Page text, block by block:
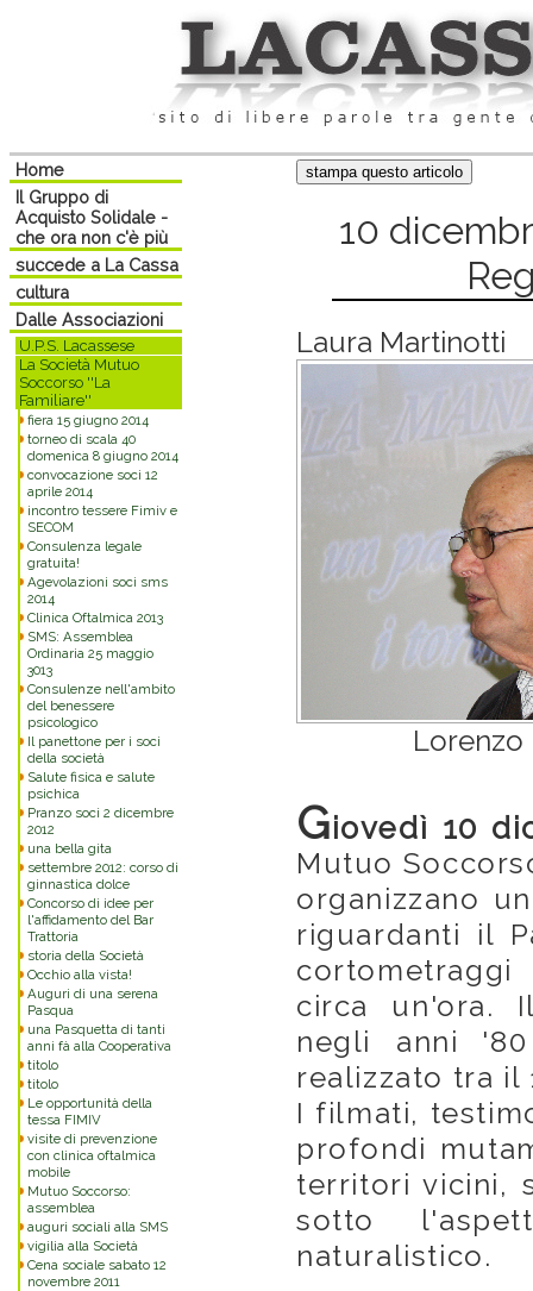
Home
Il Gruppo di
Acquisto Solidale -
che ora non c'è più
succede a La Cassa
cultura
Dalle Associazioni
U.P.S. Lacassese
La Società Mutuo
Soccorso ''La
Familiare''
fiera 15 giugno 2014
torneo di scala 40
domenica 8 giugno 2014
convocazione soci 12
aprile 2014
incontro tessere Fimiv e
SECOM
Consulenza legale
gratuita!
Agevolazioni soci sms
2014
Clinica Oftalmica 2013
SMS: Assemblea
Ordinaria 25 maggio
3013
Consulenze nell'ambito
del benessere
psicologico
Il panettone per i soci
della società
Salute fisica e salute
psichica
Pranzo soci 2 dicembre
2012
una bella gita
settembre 2012: corso di
ginnastica dolce
Concorso di idee per
l'affidamento del Bar
Trattoria
storia della Società
Occhio alla vista!
Auguri di una serena
Pasqua
una Pasquetta di tanti
anni fà alla Cooperativa
titolo
titolo
Le opportunità della
tessa FIMIV
visite di prevenzione
con clinica oftalmica
mobile
Mutuo Soccorso:
assemblea
auguri sociali alla SMS
vigilia alla Società
Cena sociale sabato 12
novembre 2011
10
Laura Martinotti
Lorenzo
Giovedì 10
Mutuo
organizzano
riguardanti il
circa un'ora.
negli anni
realizzato tra il
I filmati,
profondi
territori vicini,
sotto
naturalistico.